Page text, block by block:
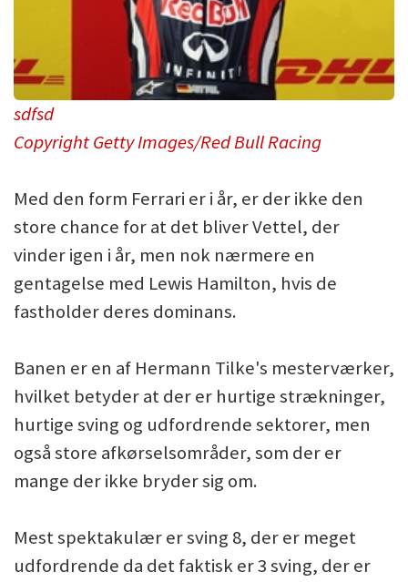
sdfsd
Copyright Getty Images/Red Bull Racing
Med den form Ferrari er i år, er der ikke den
store chance for at det bliver Vettel, der
vinder igen i år, men nok nærmere en
gentagelse med Lewis Hamilton, hvis de
fastholder deres dominans.
Banen er en af Hermann Tilke's mesterværker,
hvilket betyder at der er hurtige strækninger,
hurtige sving og udfordrende sektorer, men
også store afkørselsområder, som der er
mange der ikke bryder sig om.
Mest spektakulær er sving 8, der er meget
udfordrende da det faktisk er 3 sving, der er